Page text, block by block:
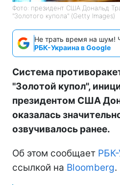
Фото: президент США Дональд
"Золотого купола" (Getty Images)
Не трать время на шум!
РБК-Украина в Google
Система
"Золотой купол",
президентом США
оказалась
озвучивалось ранее.
Об этом сообщает
ссылкой на Bloomberg.